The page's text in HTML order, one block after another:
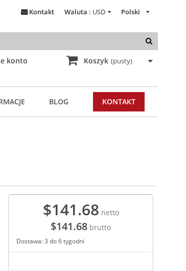
konto
Polski
Waluta : USD
Kontakt
Koszyk (pusty)
BLOG KONTAKT
$141.68 netto
$141.68 brutto
Dostawa: 3 do 6 tygodni